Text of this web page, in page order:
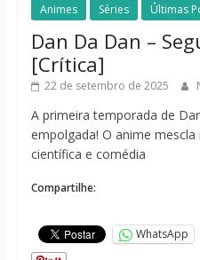
Animes Séries Últimas
Dan Da Dan –
[Crítica]
22 de setembro de 2025
A primeira temporada de
empolgada! O anime
científica e comédia
Compartilhe:
WhatsApp